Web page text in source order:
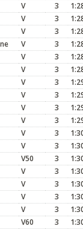
V 3
V 3
V 3
V 3
V 3
V 3
V 3
V 3
V 3
V 3
V 3
V 3
V50 3
V 3
V 3
V 3
V 3
V60 3